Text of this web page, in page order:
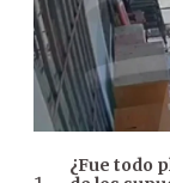
¿Fue todo